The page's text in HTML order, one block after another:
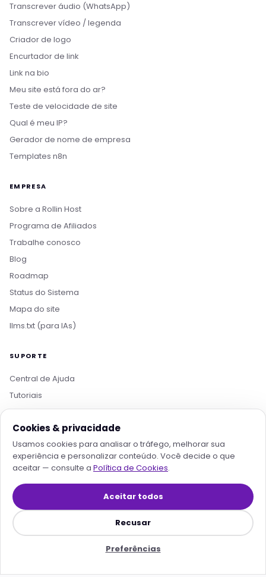
Transcrever áudio (WhatsApp)
Transcrever vídeo / legenda
Criador de logo
Encurtador de link
Link na bio
Meu site está fora do ar?
Teste de velocidade de site
Qual é meu IP?
Gerador de nome de empresa
Templates n8n
EMPRESA
Sobre a Rollin Host
Programa de Afiliados
Trabalhe conosco
Blog
Roadmap
Status do Sistema
Mapa do site
llms.txt (para IAs)
SUPORTE
Central de Ajuda
Tutoriais
Documentação
Abrir Ticket
WhatsApp
Contato
Área do Cliente
Cookies & privacidade
Usamos cookies para analisar o tráfego, melhorar sua
experiência e personalizar conteúdo. Você decide o que
aceitar — consulte a Política de Cookies.
Recusar
Preferências
Aceitar todos
Estamos aqui pra acelerar projetos com
você procura?
Quero conhecer os planos
Migrar pra Rollin Falar com consultor